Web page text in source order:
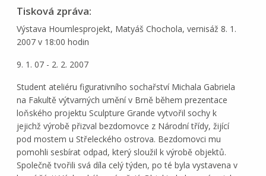
Tisková zpráva:
Výstava Houmlesprojekt, Matyáš Chochola, vernisáž 8. 1.
2007 v 18:00 hodin
9. 1. 07 - 2. 2. 2007
Student ateliéru figurativního sochařství Michala Gabriela
na Fakultě výtvarných umění v Brně během prezentace
loňského projektu Sculpture Grande vytvořil sochy k
jejichž výrobě přizval bezdomovce z Národní třídy, žijící
pod mostem u Střeleckého ostrova. Bezdomovci mu
pomohli sesbírat odpad, který sloužil k výrobě objektů.
Společně tvořili svá díla celý týden, po té byla vystavena v